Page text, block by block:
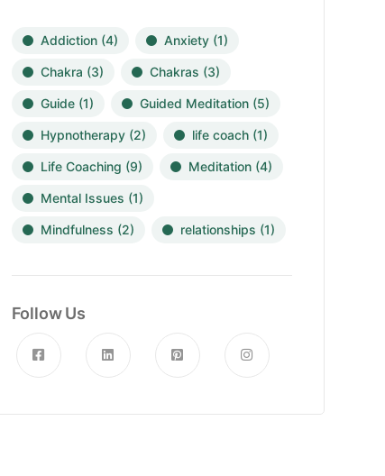
Addiction(4) Anxiety(1)
Chakra (3) Chakras (3)
Guide(1) Guided Meditation(5)
Hypnotherapy(2) life coach(1)
Life Coaching (9) Meditation(4)
Mental Issues (1)
Mindfulness (2) relationships (1)
Follow Us